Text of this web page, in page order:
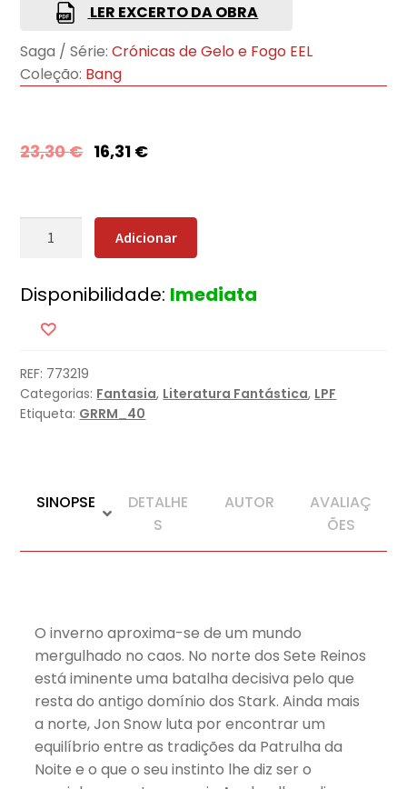
LER EXCERTO DA OBRA
Saga / Série: Crónicas de Gelo e Fogo EEL
Coleção: Bang
23,30€ 16,31 €
Quantidade
Reinos
Caos
(Edição
especial
limitada)
Adicionar
Disponibilidade: Imediata
REF: 773219
Categorias: Fantasia, Literatura Fantástica, LPF
Etiqueta: GRRM_40
SINOPSE
DETALHE
S
AUTOR
AVALIAÇ
ÕES
O inverno aproxima-se de um mundo
mergulhado no caos. No norte dos Sete Reinos
está iminente uma batalha decisiva pelo que
resta do antigo domínio dos Stark. Ainda mais
a norte, Jon Snow luta por encontrar um
equilíbrio entre as tradições da Patrulha da
Noite e o que o seu instinto lhe diz ser o